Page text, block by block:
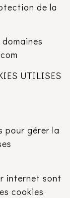
de la
UTILISES
pour gérer la
internet sont
cookies